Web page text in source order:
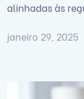
alinhadas às
janeiro 29, 2025